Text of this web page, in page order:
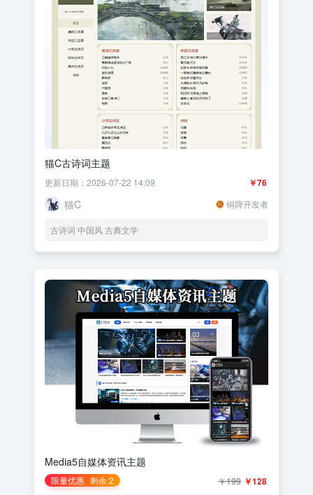
猫C古诗词主题
￥76
更新日期：2026-07-22 14:09
猫C 铜牌开发者
古诗词 中国风 古典文学
Media5自媒体资讯主题
限量优惠 剩余 2 ￥128
￥199